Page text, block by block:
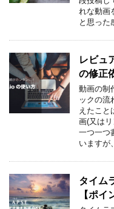
れな動画
と思った
レビュ
の修正
動画の制
ックの流
えたこと
画(又は
一つ一つ
いますが
タイム
【ポイ